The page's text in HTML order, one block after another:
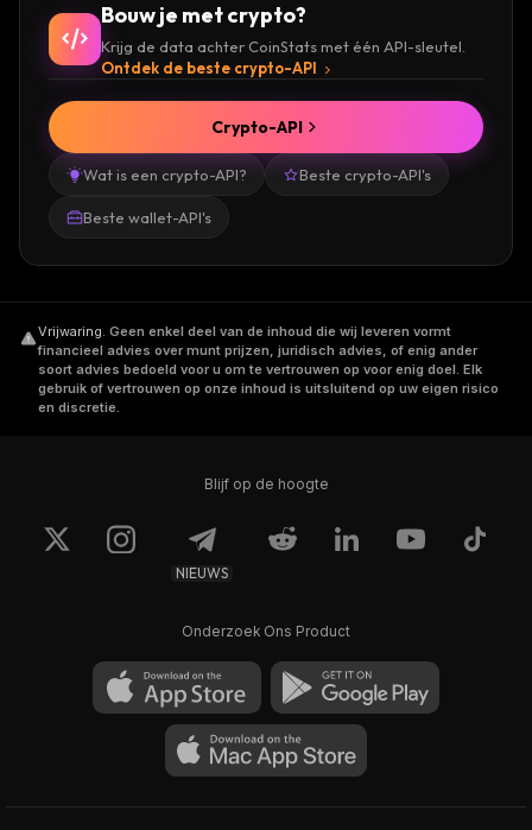
Bouw je met crypto?
Krijg de data achter CoinStats met één API-sleutel.
Ontdek de beste crypto-API
Wat is een crypto-API? Beste crypto-API's
Beste wallet-API's
Crypto-API
Vrijwaring. Geen enkel deel van de inhoud die wij leveren vormt
financieel advies over munt prijzen, juridisch advies, of enig ander
soort advies bedoeld voor u om te vertrouwen op voor enig doel. Elk
gebruik of vertrouwen op onze inhoud is uitsluitend op uw eigen risico
en discretie.
Blijf op de hoogte
NIEUWS
Onderzoek Ons Product